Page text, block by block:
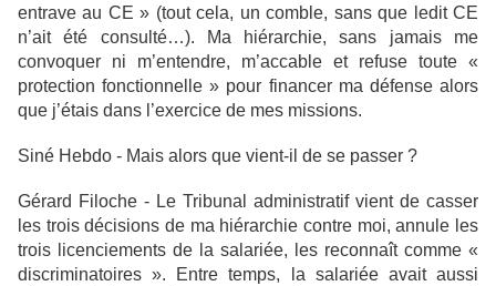
entrave au CE » (tout cela, un comble, sans que ledit CE
n’ait été consulté…). Ma hiérarchie, sans jamais me
convoquer ni m’entendre, m’accable et refuse toute «
protection fonctionnelle » pour financer ma défense alors
que j’étais dans l’exercice de mes missions.
Siné Hebdo - Mais alors que vient-il de se passer ?
Gérard Filoche - Le Tribunal administratif vient de casser
les trois décisions de ma hiérarchie contre moi, annule les
trois licenciements de la salariée, les reconnaît comme «
discriminatoires ». Entre temps, la salariée avait aussi